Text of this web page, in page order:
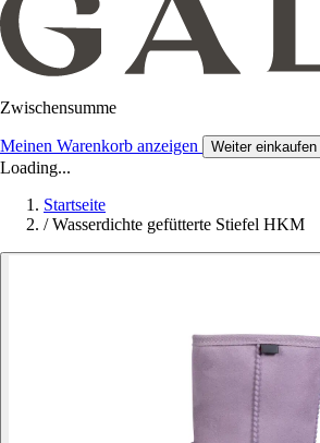
Zwischensumme
Meinen Warenkorb anzeigen Weiter einkaufen
Loading...
Startseite
/ Wasserdichte gefütterte Stiefel HKM